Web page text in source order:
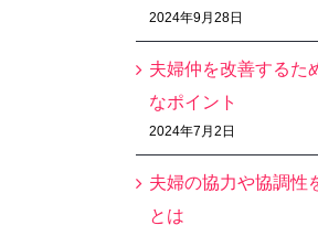
2024年9月28日
夫婦仲を改善するた
なポイント
2024年7月2日
夫婦の協力や協調性
とは